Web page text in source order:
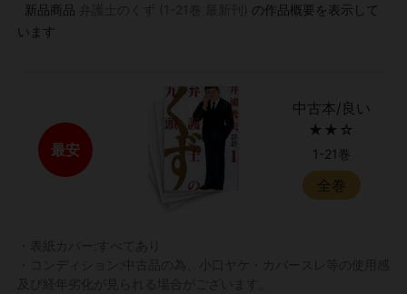
新品商品
の作品概要を表示して
います
最安
中古本/良い
★★☆
1-21巻
全巻